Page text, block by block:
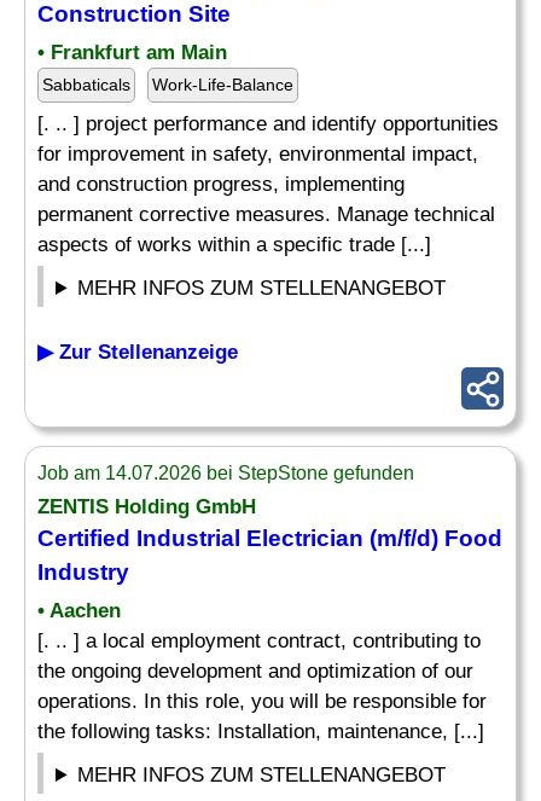
Construction Site
• Frankfurt am Main
Sabbaticals Work-Life-Balance
[. .. ] project performance and identify opportunities
for improvement in safety, environmental impact,
and construction progress, implementing
permanent corrective measures. Manage technical
aspects of works within a specific trade [...]
MEHR INFOS ZUM STELLENANGEBOT
▶ Zur Stellenanzeige
Job am 14.07.2026 bei StepStone gefunden
ZENTIS Holding GmbH
Certified Industrial Electrician (m/f/d) Food
Industry
• Aachen
[. .. ] a local employment contract, contributing to
the ongoing development and optimization of our
operations. In this role, you will be responsible for
the following tasks: Installation, maintenance, [...]
MEHR INFOS ZUM STELLENANGEBOT